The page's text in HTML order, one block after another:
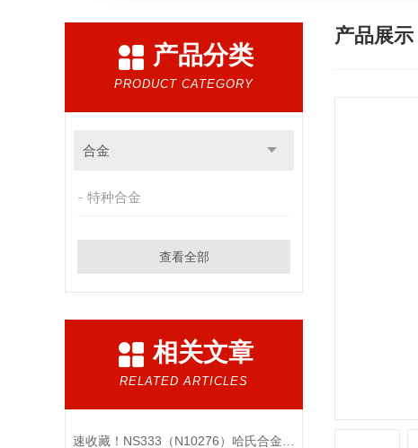
产品分类
PRODUCT CATEGORY
合金
特种合金
查看全部
相关文章
RELATED ARTICLES
产品展示